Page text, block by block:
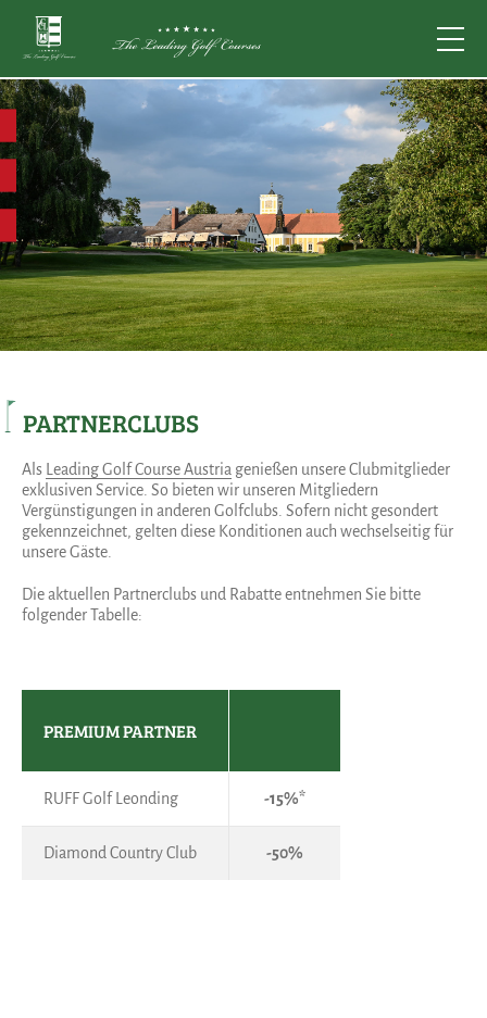
PARTNERCLUBS
Als Leading Golf Course Austria genießen unsere Clubmitglieder
exklusiven Service. So bieten wir unseren Mitgliedern
Vergünstigungen in anderen Golfclubs. Sofern nicht gesondert
gekennzeichnet, gelten diese Konditionen auch wechselseitig für
unsere Gäste.
Die aktuellen Partnerclubs und Rabatte entnehmen Sie bitte
folgender Tabelle:
PREMIUM PARTNER
RUFF Golf Leonding -15%*
Diamond Country Club -50%